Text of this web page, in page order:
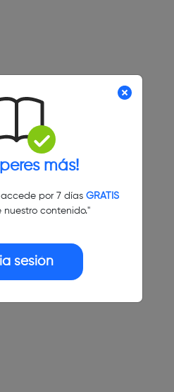
más!
por 7 días GRATIS
nuestro contenido."
sesión